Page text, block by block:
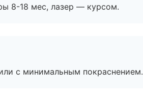
8-18 мес, лазер — курсом.
с минимальным покраснением.